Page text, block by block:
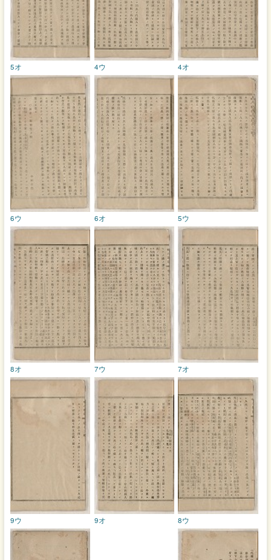
4オ
4ウ
5オ
5ウ
6オ
6ウ
7オ
7ウ
8オ
8ウ
9オ
9ウ